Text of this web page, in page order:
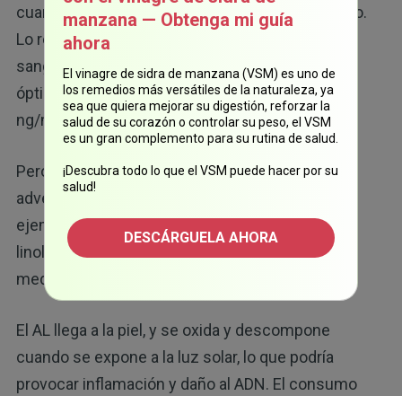
cuando los rayos UVB están en su punto máximo.
Lo recomendable es realizarse un análisis de
sangre para conocer sus niveles. Para una salud
óptima, el rango ideal es de entre 60 ng/mL y 80
ng/mL de vitamina D.
Pero antes de salir a tomar el sol, hay algunas
advertencias que debe tomar en cuenta. Por
ejemplo, si lleva una alimentación rica en ácido
linoleico (AL), no es seguro tomar el sol del
mediodía.
El AL llega a la piel, y se oxida y descompone
cuando se expone a la luz solar, lo que podría
provocar inflamación y daño al ADN. El consumo
manzana — Obtenga mi guía
ahora
El vinagre de sidra de manzana (VSM) es uno de
los remedios más versátiles de la naturaleza, ya
sea que quiera mejorar su digestión, reforzar la
salud de su corazón o controlar su peso, el VSM
es un gran complemento para su rutina de salud.
¡Descubra todo lo que el VSM puede hacer por su
salud!
DESCÁRGUELA AHORA